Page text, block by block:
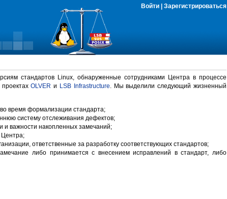
Войти Зарегистрироваться
стандартов Linux, обнаруженные сотрудниками Центра в процессе
проектахOLVER и LSB Infrastructure. Мы выделили следующий жизненный
время формализации стандарта;
систему отслеживания дефектов;
и важности накопленных замечаний;
Центра;
ответственные за разработку соответствующих стандартов;
либо принимается с внесением исправлений в стандарт, либо